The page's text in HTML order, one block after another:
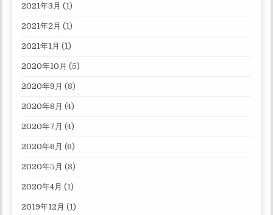
2021年3月 (1)
2021年2月 (1)
2021年1月 (1)
2020年10月 (5)
2020年9月 (8)
2020年8月 (4)
2020年7月 (4)
2020年6月 (6)
2020年5月 (8)
2020年4月 (1)
2019年12月 (1)